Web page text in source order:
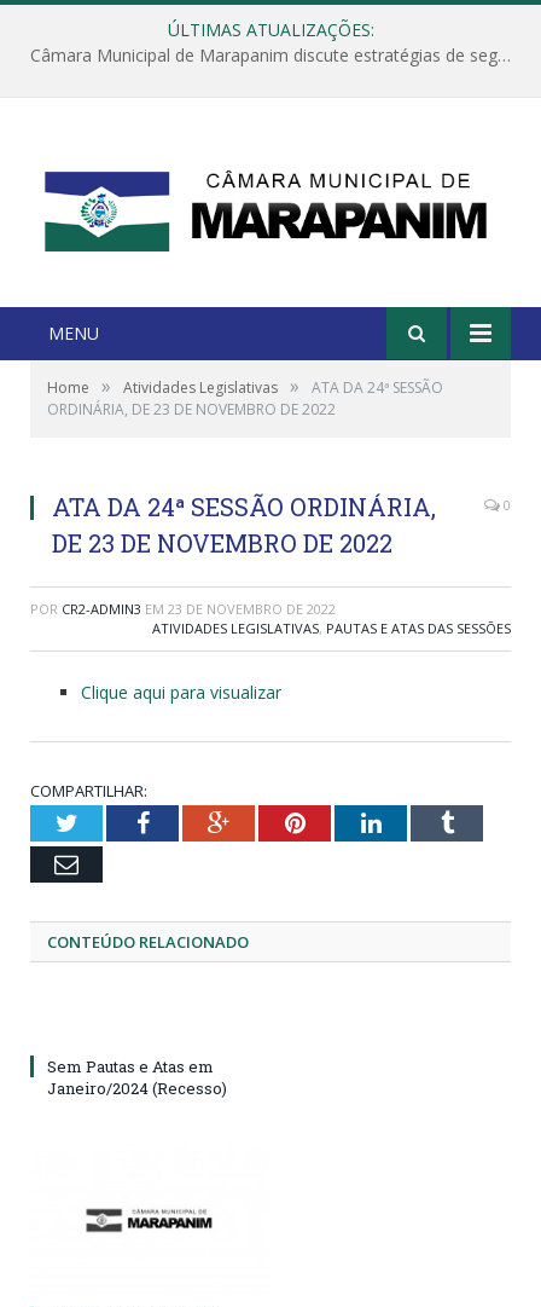
ÚLTIMAS ATUALIZAÇÕES:
Câmara Municipal de Marapanim discute estratégias de segurança com autoridades e poder executivo
MENU
Home » Atividades Legislativas »
ATA DA 24ª SESSÃO
ORDINÁRIA, DE 23 DE NOVEMBRO DE 2022
ATA DA 24ª SESSÃO ORDINÁRIA,
DE 23 DE NOVEMBRO DE 2022
0
POR CR2-ADMIN3 EM 23 DE NOVEMBRO DE 2022
ATIVIDADES LEGISLATIVAS, PAUTAS E ATAS DAS SESSÕES
Clique aqui para visualizar
COMPARTILHAR:
TwitterFacebookGoogle+PinterestLinkedInTumblr
Email
CONTEÚDO RELACIONADO
Sem Pautas e Atas em
Janeiro/2024 (Recesso)